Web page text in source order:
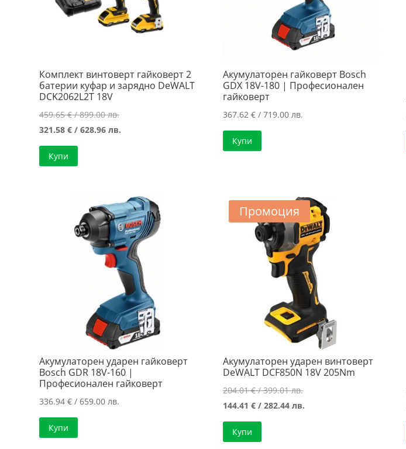
Комплект винтоверт гайковерт 2
батерии куфар и зарядно DeWALT
DCK2062L2T 18V
459.65€/ 899.00 лв.Original
price
321.58€ / 628.96 лв.
628.96 лв..
Купи
Акумулаторен гайковерт Bosch
GDX 18V-180 | Професионален
гайковерт
367.62€ / 719.00 лв.
Купи
Акумулаторен ударен гайковерт
Bosch GDR 18V-160 |
Професионален гайковерт
336.94€ / 659.00 лв.
Купи
Промоция
Акумулаторен ударен винтоверт
DeWALT DCF850N 18V 205Nm
204.01€/ 399.01 лв.Original
price
144.41€ / 282.44 лв.
Купи